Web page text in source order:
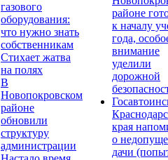
газового
оборудования:
что нужно знать
собственникам
Стихает жатва
на полях
В
Новопокровском
районе
обновили
структуру
администрации
районе
к началу
года,
внимание
уделили
дорожной
края
о
дачи